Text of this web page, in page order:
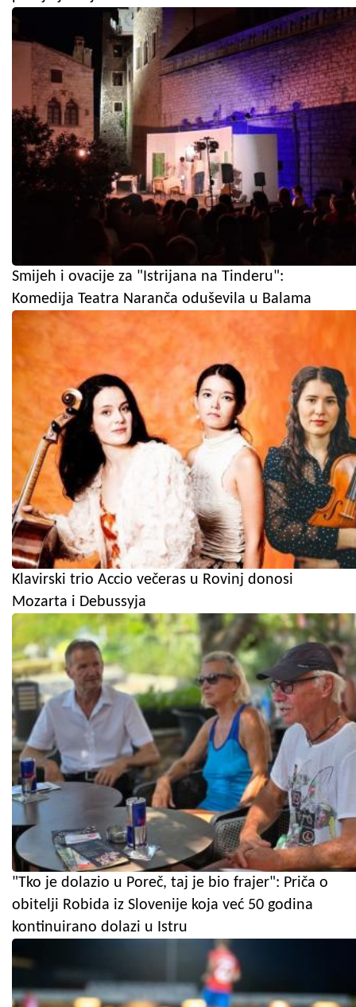
Smijeh i ovacije za "Istrijana na Tinderu":
Komedija Teatra Naranča oduševila u Balama
Klavirski trio Accio večeras u Rovinj donosi
Mozarta i Debussyja
"Tko je dolazio u Poreč, taj je bio frajer": Priča o
obitelji Robida iz Slovenije koja već 50 godina
kontinuirano dolazi u Istru